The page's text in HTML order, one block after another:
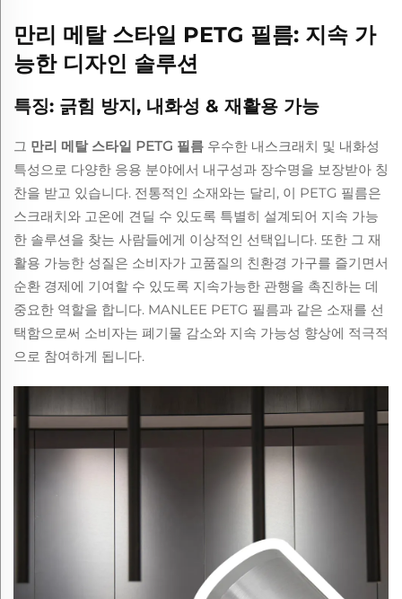
만리 메탈 스타일 PETG 필름: 지속 가
능한 디자인 솔루션
특징: 긁힘 방지, 내화성 & 재활용 가능
그 만리 메탈 스타일 PETG 필름 우수한 내스크래치 및 내화성
특성으로 다양한 응용 분야에서 내구성과 장수명을 보장받아 칭
찬을 받고 있습니다. 전통적인 소재와는 달리, 이 PETG 필름은
스크래치와 고온에 견딜 수 있도록 특별히 설계되어 지속 가능
한 솔루션을 찾는 사람들에게 이상적인 선택입니다. 또한 그 재
활용 가능한 성질은 소비자가 고품질의 친환경 가구를 즐기면서
순환 경제에 기여할 수 있도록 지속가능한 관행을 촉진하는 데
중요한 역할을 합니다. MANLEE PETG 필름과 같은 소재를 선
택함으로써 소비자는 폐기물 감소와 지속 가능성 향상에 적극적
으로 참여하게 됩니다.